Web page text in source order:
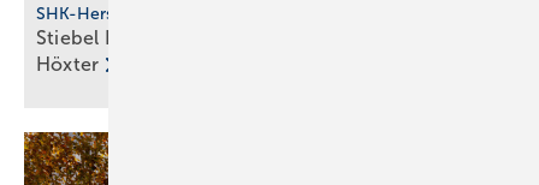
SHK-Hersteller
Stiebel Eltron fertigt wieder Wär­me­pum­pen in
Höxter